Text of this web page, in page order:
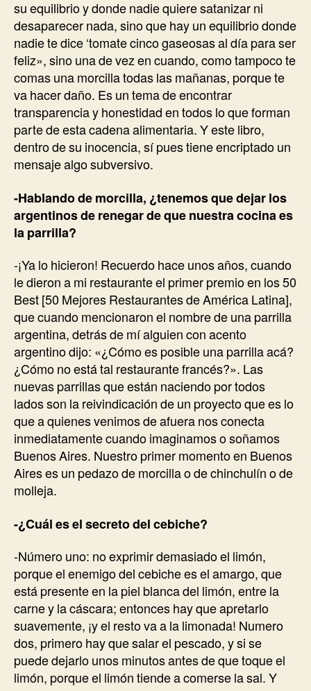
su equilibrio y donde nadie quiere satanizar ni
desaparecer nada, sino que hay un equilibrio donde
nadie te dice ‘tomate cinco gaseosas al día para ser
feliz», sino una de vez en cuando, como tampoco te
comas una morcilla todas las mañanas, porque te
va hacer daño. Es un tema de encontrar
transparencia y honestidad en todos lo que forman
parte de esta cadena alimentaria. Y este libro,
dentro de su inocencia, sí pues tiene encriptado un
mensaje algo subversivo.
-Hablando de morcilla, ¿tenemos que dejar los
argentinos de renegar de que nuestra cocina es
la parrilla?
-¡Ya lo hicieron! Recuerdo hace unos años, cuando
le dieron a mi restaurante el primer premio en los 50
Best [50 Mejores Restaurantes de América Latina],
que cuando mencionaron el nombre de una parrilla
argentina, detrás de mí alguien con acento
argentino dijo: «¿Cómo es posible una parrilla acá?
¿Cómo no está tal restaurante francés?». Las
nuevas parrillas que están naciendo por todos
lados son la reivindicación de un proyecto que es lo
que a quienes venimos de afuera nos conecta
inmediatamente cuando imaginamos o soñamos
Buenos Aires. Nuestro primer momento en Buenos
Aires es un pedazo de morcilla o de chinchulín o de
molleja.
-¿Cuál es el secreto del cebiche?
-Número uno: no exprimir demasiado el limón,
porque el enemigo del cebiche es el amargo, que
está presente en la piel blanca del limón, entre la
carne y la cáscara; entonces hay que apretarlo
suavemente, ¡y el resto va a la limonada! Numero
dos, primero hay que salar el pescado, y si se
puede dejarlo unos minutos antes de que toque el
limón, porque el limón tiende a comerse la sal. Y